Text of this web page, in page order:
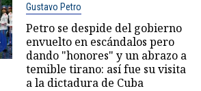
Gustavo Petro
Petro se despide del gobierno
envuelto en escándalos pero
dando "honores" y un abrazo a
temible tirano: así fue su visita
a la dictadura de Cuba